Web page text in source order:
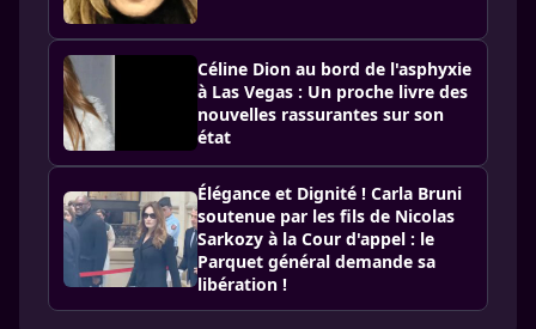
Céline Dion au bord de l'asphyxie
à Las Vegas : Un proche livre des
nouvelles rassurantes sur son
état
Élégance et Dignité ! Carla Bruni
soutenue par les fils de Nicolas
Sarkozy à la Cour d'appel : le
Parquet général demande sa
libération !